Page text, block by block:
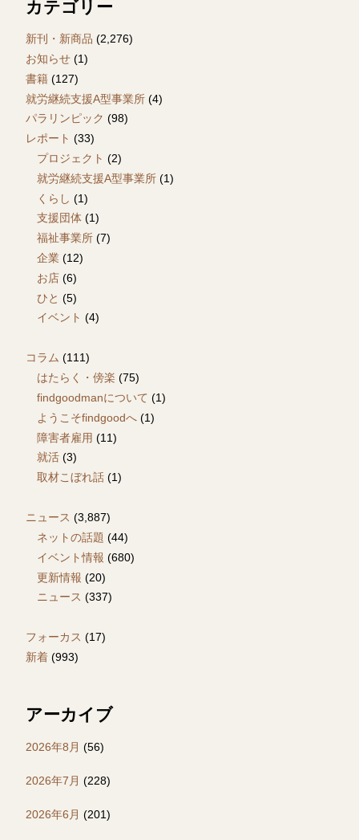
カテゴリー
新刊・新商品 (2,276)
お知らせ (1)
書籍 (127)
就労継続支援A型事業所 (4)
パラリンピック (98)
レポート (33)
プロジェクト (2)
就労継続支援A型事業所 (1)
くらし (1)
支援団体 (1)
福祉事業所 (7)
企業 (12)
お店 (6)
ひと (5)
イベント (4)
コラム (111)
はたらく・傍楽 (75)
findgoodmanについて (1)
ようこそfindgoodへ (1)
障害者雇用 (11)
就活 (3)
取材こぼれ話 (1)
ニュース (3,887)
ネットの話題 (44)
イベント情報 (680)
更新情報 (20)
ニュース (337)
フォーカス (17)
新着 (993)
アーカイブ
2026年8月 (56)
2026年7月 (228)
2026年6月 (201)